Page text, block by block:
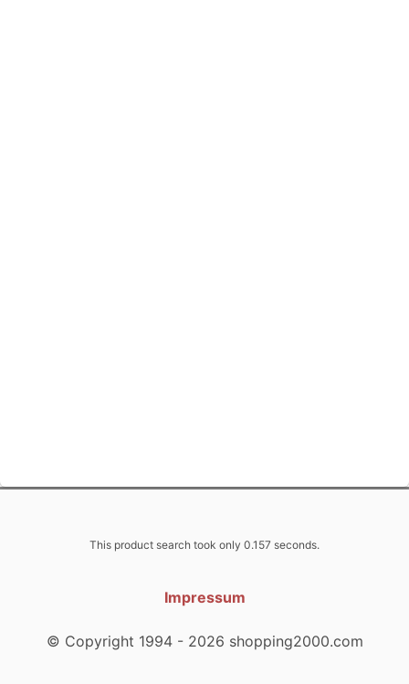
This product search took only 0.157 seconds.
Impressum
© Copyright 1994 - 2026 shopping2000.com